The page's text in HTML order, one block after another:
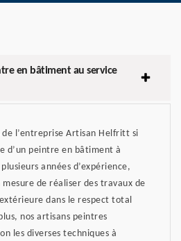
en bâtiment au service
de l’entreprise Artisan Helfritt si
d’un peintre en bâtiment à
années d’expérience,
de réaliser des travaux de
dans le respect total
nos artisans peintres
les diverses techniques à